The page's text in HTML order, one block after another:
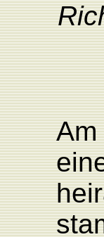
Am